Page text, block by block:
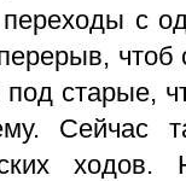
с
чтоб
под старые,
Сейчас